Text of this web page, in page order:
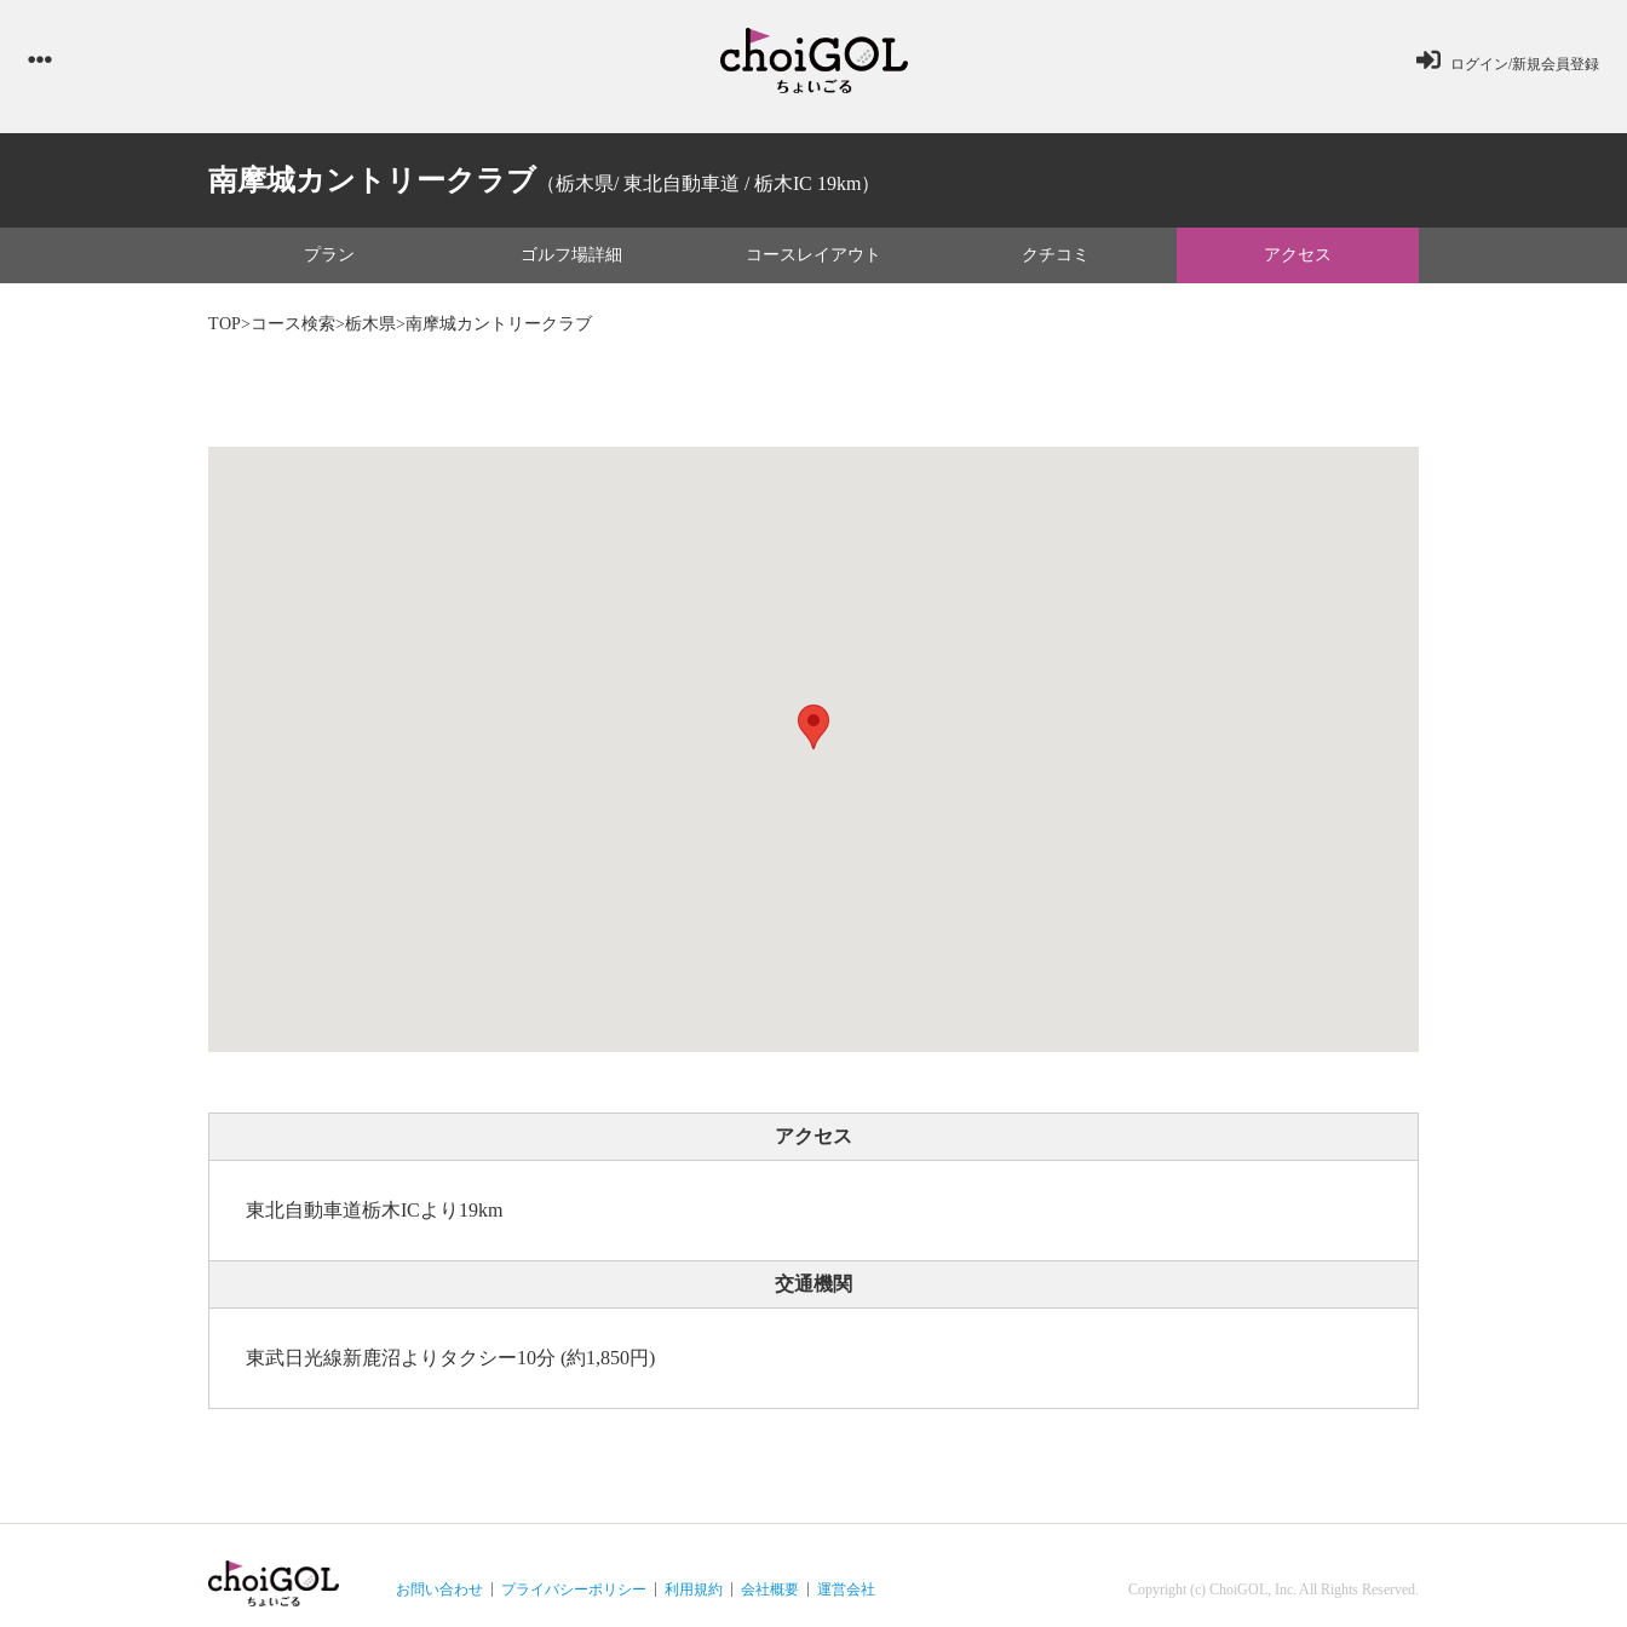
ログイン/新規会員登録
南摩城カントリークラブ （栃木県/ 東北自動車道 / 栃木IC 19km）
プラン ゴルフ場詳細 コース レイアウト クチコミ アクセス
TOP> コース検索>栃木県>南摩城カントリークラブ
アクセス
東北自動車道栃木ICより19km
交通機関
東武日光線新鹿沼よりタクシー10分 (約1,850円)
お問い合わせ プライバシーポリシー 利用規約 会社概要 運営会社 Copyright (c) ChoiGOL, Inc. All Rights Reserved.